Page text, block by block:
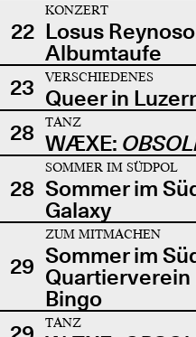
22
KONZERT
Losus
Albumtaufe
23
VERSCHIEDENES
Queer in
28
TANZ
WÆXE:
28
SOMMER IM SÜDPOL
Sommer im
Galaxy
29
ZUM MITMACHEN
Sommer im
Quartierverein
Bingo
TANZ